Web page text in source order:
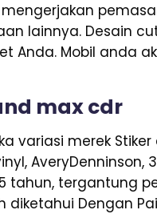
lainnya. Desain
Anda. Mobil anda
max cdr
variasi merek
tahun, tergantung
diketahui Dengan